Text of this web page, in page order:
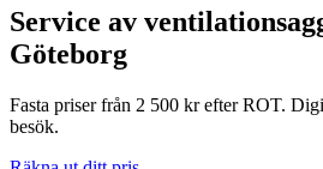
Service av
Göteborg
Fasta priser från 2 500 kr efter ROT.
besök.